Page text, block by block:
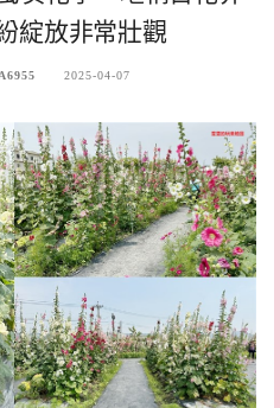
綻放非常壯觀
2025-04-07